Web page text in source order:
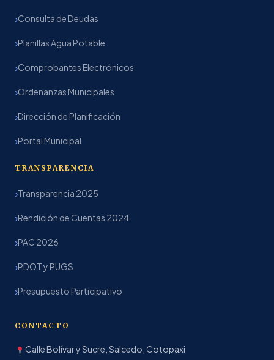
Consulta de Deudas
Planillas Agua Potable
Comprobantes Electrónicos
Ordenanzas Municipales
Dirección de Planificación
Portal Municipal
TRANSPARENCIA
Transparencia 2025
Rendición de Cuentas 2024
PAC 2026
PDOT y PUGS
Presupuesto Participativo
CONTACTO
Calle Bolívar y Sucre, Salcedo, Cotopaxi